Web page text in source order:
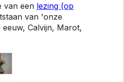
van een lezing (op
van 'onze
eeuw, Calvijn, Marot,